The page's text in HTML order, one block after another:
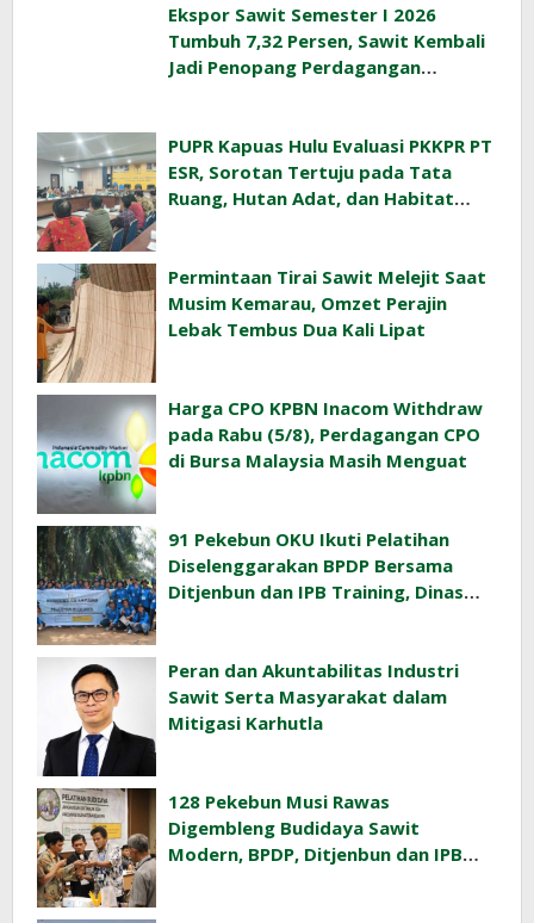
Ekspor Sawit Semester I 2026
Tumbuh 7,32 Persen, Sawit Kembali
Jadi Penopang Perdagangan
PUPR Kapuas Hulu Evaluasi PKKPR PT
ESR, Sorotan Tertuju pada Tata
Ruang, Hutan Adat, dan Habitat
Permintaan Tirai Sawit Melejit Saat
Musim Kemarau, Omzet Perajin
Lebak Tembus Dua Kali Lipat
Harga CPO KPBN Inacom Withdraw
pada Rabu (5/8), Perdagangan CPO
di Bursa Malaysia Masih Menguat
91 Pekebun OKU Ikuti Pelatihan
Diselenggarakan BPDP Bersama
Ditjenbun dan IPB Training, Dinas
Peran dan Akuntabilitas Industri
Sawit Serta Masyarakat dalam
Mitigasi Karhutla
128 Pekebun Musi Rawas
Digembleng Budidaya Sawit
Modern, BPDP, Ditjenbun dan IPB